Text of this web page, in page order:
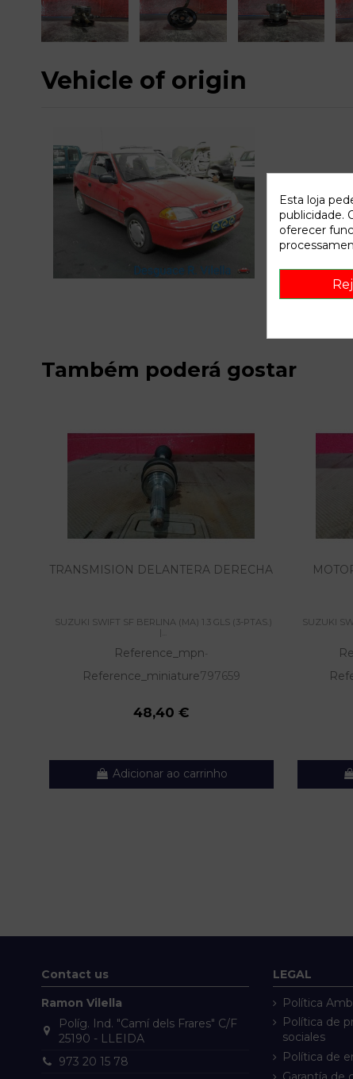
Vehicle of origin
Também poderá gostar
TRANSMISION DELANTERA DERECHA
SUZUKI SWIFT SF BERLINA (MA) 1.3 GLS (3-PTAS.)
|...
Reference_mpn-
Reference_miniature797659
48,40 €
Adicionar ao carrinho
SUZUKI
Contact us
Ramon Vilella
Políg. Ind. "Camí dels Frares" C/F
25190 - LLEIDA
973 20 15 78
LEGAL
Política
Política de
sociales
Política de
Esta loja
publicidade.
oferecer